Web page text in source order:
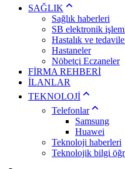
SAĞLIK
Sağlık haberleri
SB elektronik
Hastalık ve
Hastaneler
Nöbetçi Eczaneler
FİRMA REHBERİ
İLANLAR
TEKNOLOJİ
Telefonlar
Samsung
Huawei
Teknoloji haberleri
Teknolojik bilgi